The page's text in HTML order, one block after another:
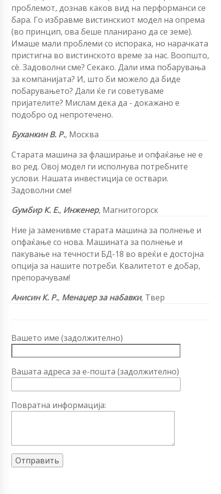
проблемот, дознав каков вид на перформанси се
бара. Го избравме вистинскиот модел на опрема
(во принцип, ова беше планирано да се земе).
Имаше мали проблеми со испорака, но нарачката
пристигна во вистинското време за нас. Воопшто,
сè. Задоволни сме? Секако. Дали има побарувања
за компанијата? И, што би можело да биде
побарувањето? Дали ќе ги советуваме
пријателите? Мислам дека да - докажано е
подобро од непротечено.
Буханкин В. Р., Москва
Старата машина за флаширање и опфаќање не е
во ред. Овој модел ги исполнува потребните
услови. Нашата инвестиција се оствари.
Задоволни сме!
Gумбир К. Е., Инженер, Магнитогорск
Ние ја заменивме старата машина за полнење и
опфаќање со нова. Машината за полнење и
пакување на течности БД-18 во вреќи е достојна
опција за нашите потреби. Квалитетот е добар,
препорачувам!
Анисин К. Р., Менаџер за набавки, Твер
Вашето име (задолжително)
Вашата адреса за е-пошта (задолжително)
Повратна информација: